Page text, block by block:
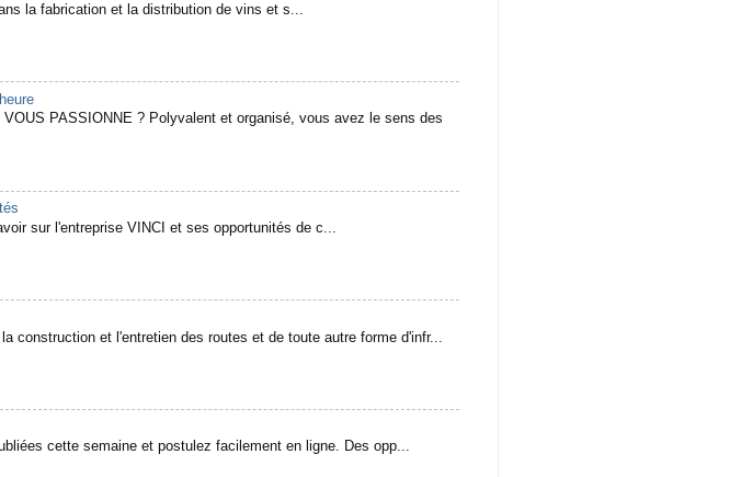
la fabrication et la distribution de vins et s...
PASSIONNE ? Polyvalent et organisé, vous avez le sens des
sur l'entreprise VINCI et ses opportunités de c...
construction et l'entretien des routes et de toute autre forme d'infr...
cette semaine et postulez facilement en ligne. Des opp...